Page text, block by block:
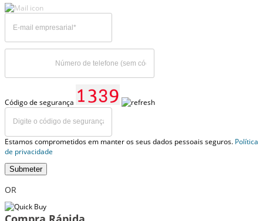
Código de segurança
Estamos comprometidos em manter os seus dados pessoais seguros. Política
de privacidade
Submeter
OR